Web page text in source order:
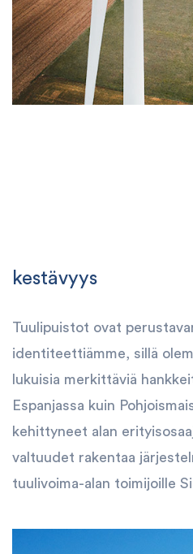
kestävyys
Tuulipuistot ovat
identiteettiämme, sillä
lukuisia merkittäviä
Espanjassa kuin
kehittyneet alan
valtuudet rakentaa
tuulivoima-alan toimijoille